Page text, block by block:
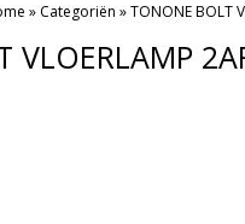
» Categoriën »TONONE BOLT
VLOERLAMP